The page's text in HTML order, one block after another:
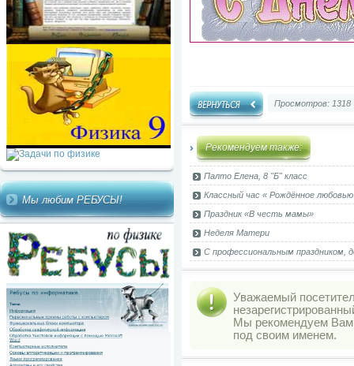
Мы любим РЕБУСЫ!
Просмотров: 1318
Рекомендуем также:
Палто Елена, 8 "Б" класс
Классный час « Рождённое
Праздник «В честь мамы»
Неделя Матери
С профессиональным праздником,
Уважаемый
Мы рекомендуем
под своим именем.